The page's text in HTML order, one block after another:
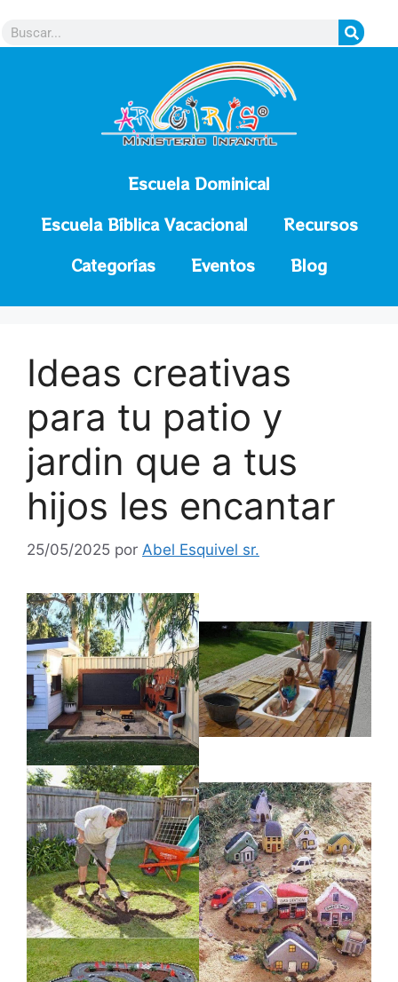
Escuela Dominical
Escuela Bíblica Vacacional
Recursos
Categorías
Eventos Blog
Ideas creativas
para tu patio y
jardin que a tus
hijos les encantar
25/05/2025 por Abel Esquivel sr.